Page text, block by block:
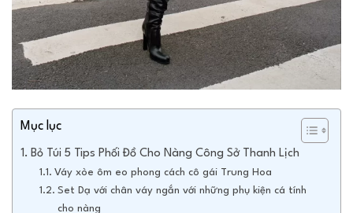
Mục lục
Bỏ Túi 5 Tips Phối Đồ Cho Nàng Công Sở Thanh Lịch
Váy xòe ôm eo phong cách cô gái Trung Hoa
Set Dạ với chân váy ngắn với những phụ kiện cá tính
cho nàng